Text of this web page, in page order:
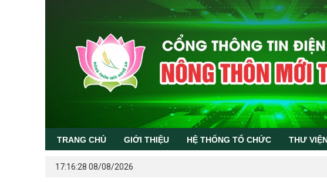
TRANG CHỦ GIỚI THIỆU HỆ THỐNG TỔ CHỨC THƯ
17:16:28 08/08/2026